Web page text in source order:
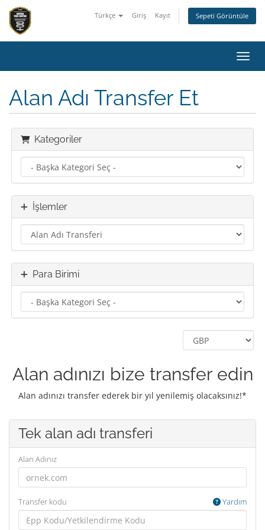
Türkçe Giriş Kayıt Sepeti Görüntüle
Alan Adı Transfer Et
Kategoriler
İşlemler
Para Birimi
Alan adınızı bize transfer edin
Alan adınızı transfer ederek bir yıl yenilemiş olacaksınız!*
Tek alan adı transferi
Alan Adınız
Transfer kodu Yardım